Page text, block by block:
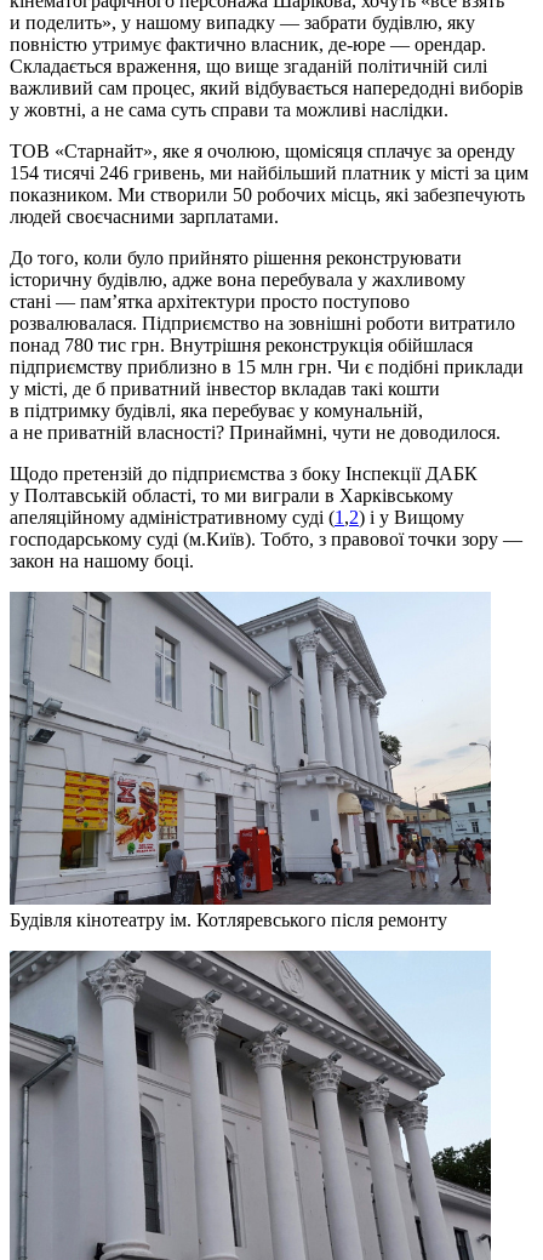
и поделить», у нашому випадку — забрати будівлю, яку
повністю утримує фактично власник, де-юре — орендар.
Складається враження, що вище згаданій політичній силі
важливий сам процес, який відбувається напередодні виборів
у жовтні, а не сама суть справи та можливі наслідки.
ТОВ «Старнайт», яке я очолюю, щомісяця сплачує за оренду
154 тисячі 246 гривень, ми найбільший платник у місті за цим
показником. Ми створили 50 робочих місць, які забезпечують
людей своєчасними зарплатами.
До того, коли було прийнято рішення реконструювати
історичну будівлю, адже вона перебувала у жахливому
стані — пам’ятка архітектури просто поступово
розвалювалася. Підприємство на зовнішні роботи витратило
понад 780 тис грн. Внутрішня реконструкція обійшлася
підприємству приблизно в 15 млн грн. Чи є подібні приклади
у місті, де б приватний інвестор вкладав такі кошти
в підтримку будівлі, яка перебуває у комунальній,
а не приватній власності? Принаймні, чути не доводилося.
Щодо претензій до підприємства з боку Інспекції ДАБК
у Полтавській області, то ми виграли в Харківському
апеляційному адміністративному суді (1 ,2) і у Вищому
господарському суді (м.Київ). Тобто, з правової точки зору —
закон на нашому боці.
Будівля кінотеатру ім. Котляревського після ремонту